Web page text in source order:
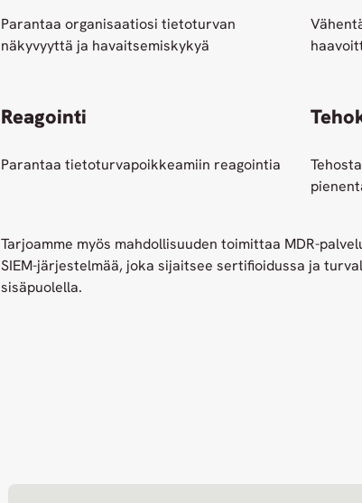
Parantaa organisaatiosi tietoturvan
näkyvyyttä ja havaitsemiskykyä
Reagointi
Parantaa tietoturvapoikkeamiin reagointia
Tarjoamme myös mahdollisuuden toimittaa MDR-
SIEM-järjestelmää, joka sijaitsee sertifioidussa ja
sisäpuolella.